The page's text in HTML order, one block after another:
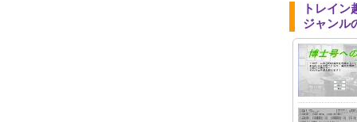
トレイ
ジャンル